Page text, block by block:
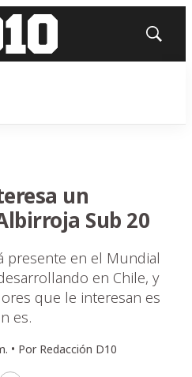
Mostrar
un
Sub 20
presente en el Mundial
en Chile, y
que le interesan es
es.
• Por Redacción D10